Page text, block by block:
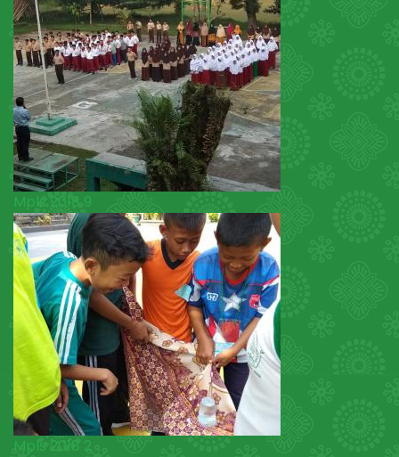
Mpls 2018 9
Mpls 2018 2